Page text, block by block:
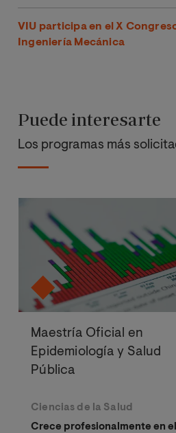
VIU participa en el X
Ingeniería Mecánica
Puede interesarte
Los programas más
Maestría Oficial en
Epidemiología y Salud
Pública
Ciencias de la Salud
Crece profesionalmente en